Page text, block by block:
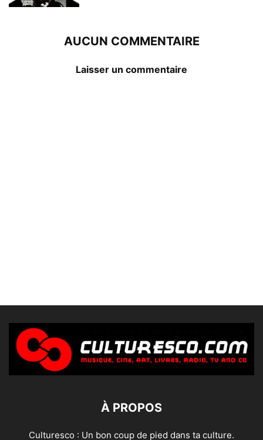
AUCUN COMMENTAIRE
Laisser un commentaire
À PROPOS
Culturesco : Un bon coup de pied dans ta culture.